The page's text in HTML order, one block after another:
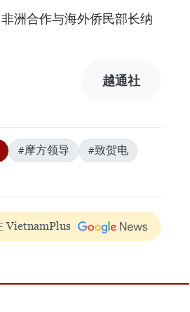
洲合作与海外侨民部长纳
越通社
#摩方领导
#致贺电
VietnamPlus